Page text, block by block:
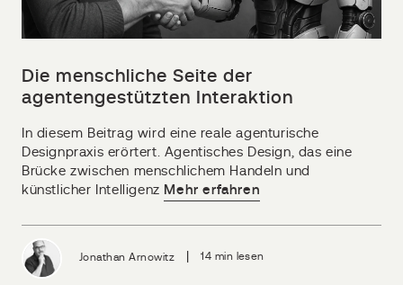
Die menschliche Seite der
agentengestützten Interaktion
In diesem Beitrag wird eine reale agenturische
Designpraxis erörtert. Agentisches Design, das eine
Brücke zwischen menschlichem Handeln und
künstlicher Intelligenz Mehr erfahren
Jonathan Arnowitz 14 min lesen